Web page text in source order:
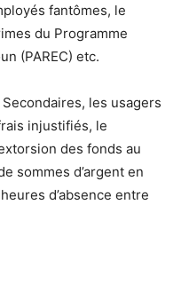
fantômes, le
du Programme
(PAREC) etc.
les usagers
injustifiés, le
des fonds au
sommes d’argent en
d’absence entre